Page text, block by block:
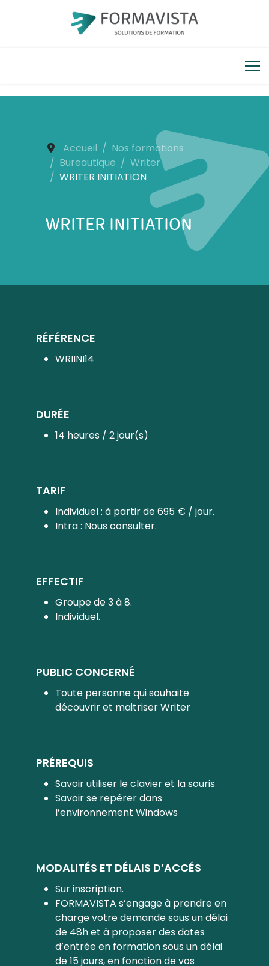
Accueil
Nos formations
Bureautique
Writer
WRITER INITIATION
WRITER INITIATION
RÉFÉRENCE
WRIINI14
DURÉE
14 heures / 2 jour(s)
TARIF
Individuel : à partir de 695 € / jour.
Intra : Nous consulter.
EFFECTIF
Groupe de 3 à 8.
Individuel.
PUBLIC CONCERNÉ
Toute personne qui souhaite
découvrir et maitriser Writer
PRÉREQUIS
Savoir utiliser le clavier et la souris
Savoir se repérer dans
l’environnement Windows
MODALITÉS ET DÉLAIS D’ACCÉS
Sur inscription.
FORMAVISTA s’engage à prendre en
charge votre demande sous un délai
de 48h et à proposer des dates
d’entrée en formation sous un délai
de 15 jours, en fonction de vos